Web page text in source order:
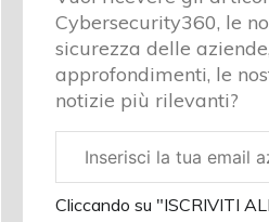
Cybersecurity360, le
sicurezza delle
approfondimenti, le
notizie più rilevanti?
aziendale
Cliccando su "ISCRIVITI